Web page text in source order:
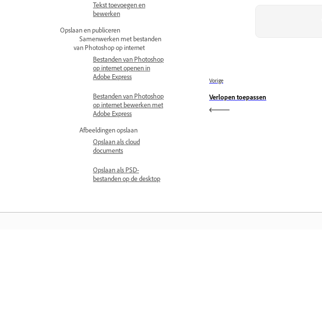
Tekst toevoegen en
bewerken
Opslaan en publiceren
Samenwerken met bestanden
van Photoshop op internet
Bestanden van Photoshop
op internet openen in
Adobe Express
Bestanden van Photoshop
op internet bewerken met
Adobe Express
Afbeeldingen opslaan
Opslaan als cloud
documents
Opslaan als PSD-
bestanden op de desktop
Vorige
Verlopen toepassen